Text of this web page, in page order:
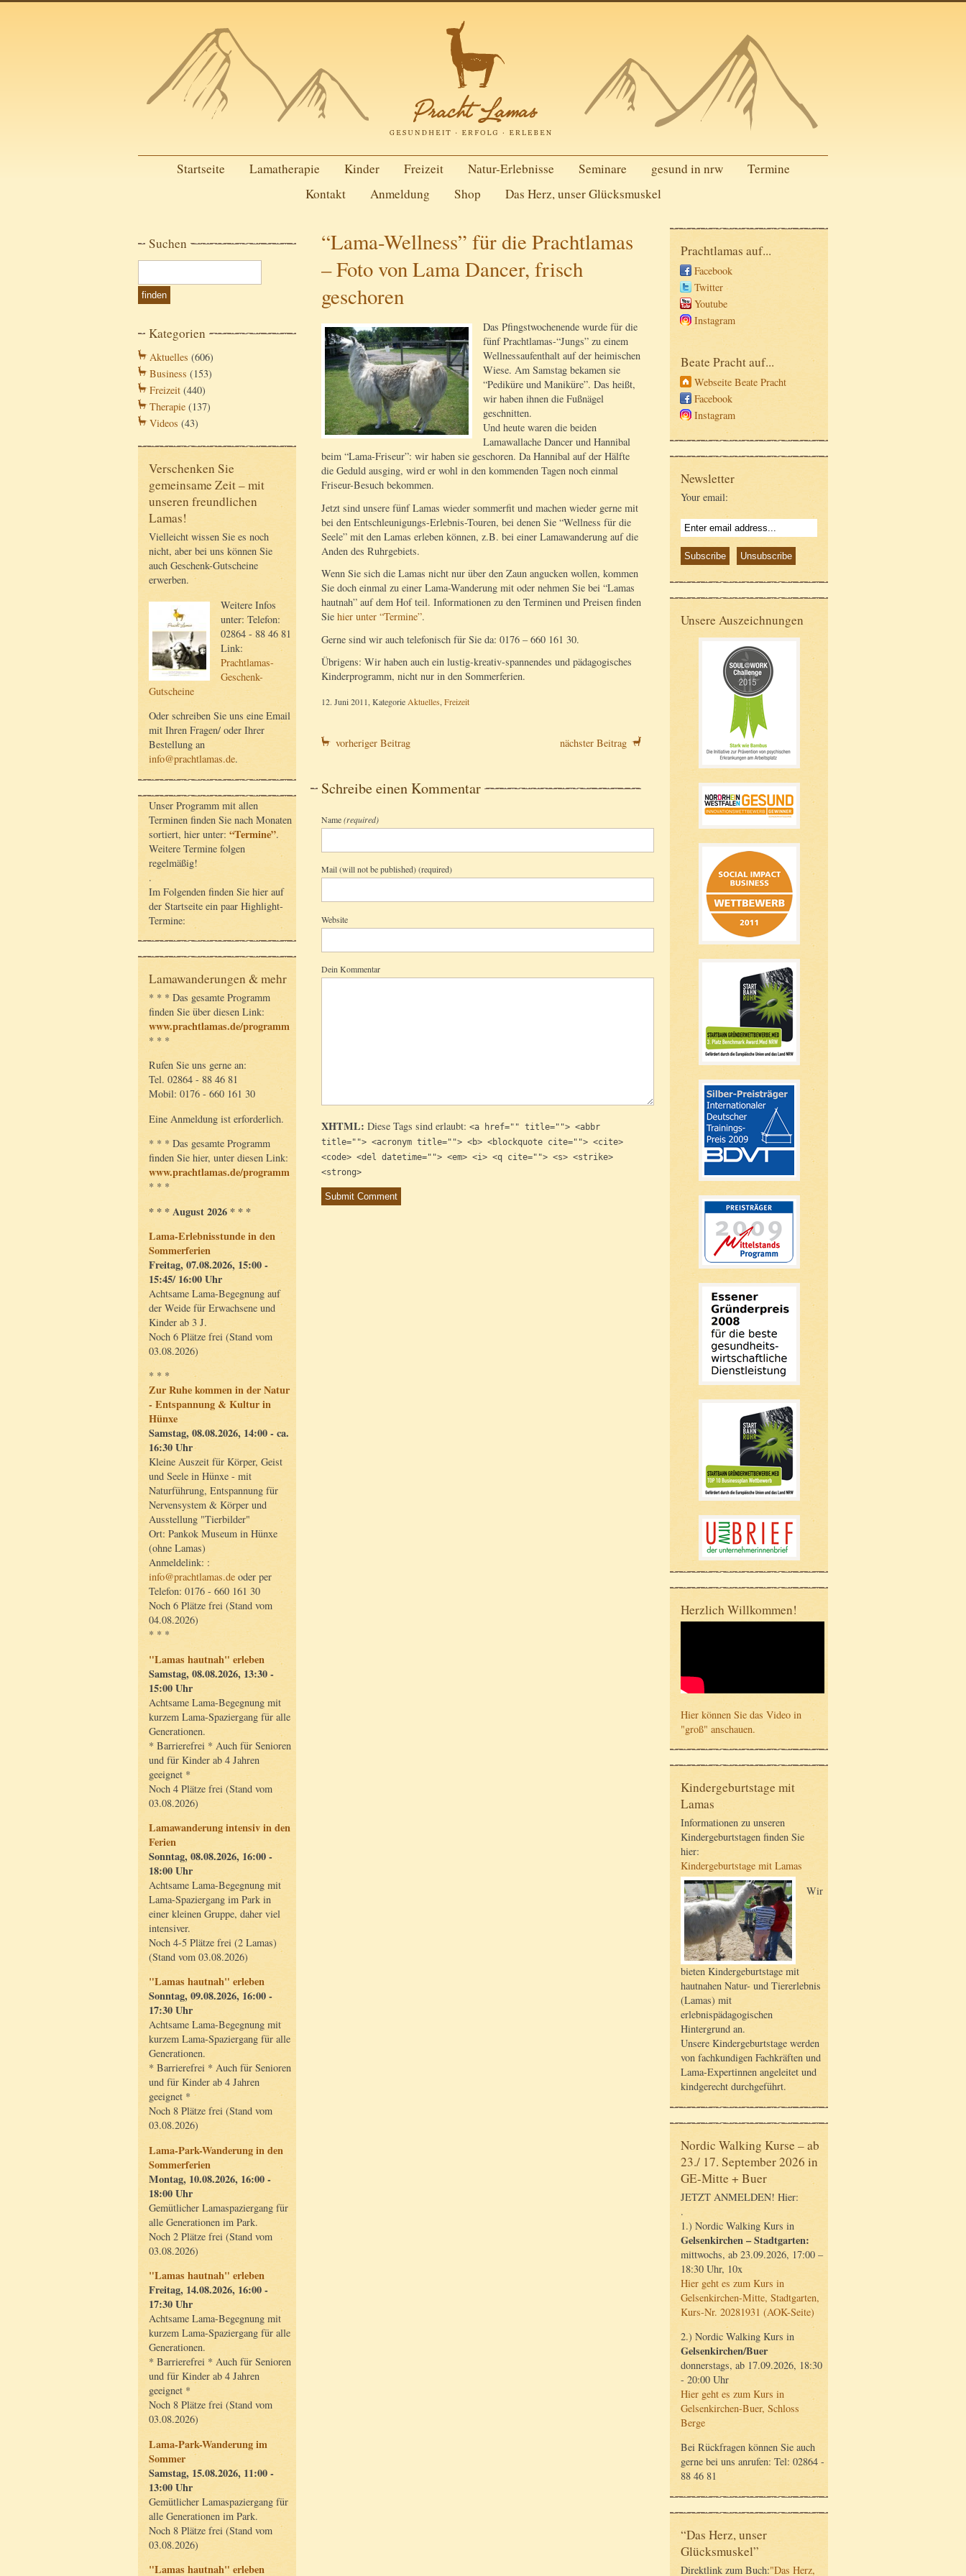
Startseite Lamatherapie Kinder Freizeit Natur-Erlebnisse Seminare gesund in nrw
Termine
Kontakt
Anmeldung Shop Das Herz, unser Glücksmuskel
Suchen
Kategorien
Aktuelles (606)
Business (153)
Freizeit (440)
Therapie (137)
Videos (43)
Verschenken Sie
gemeinsame Zeit – mit
unseren freundlichen
Lamas!
Vielleicht wissen Sie es noch
nicht, aber bei uns können Sie
auch Geschenk-Gutscheine
erwerben.
Weitere Infos
unter: Telefon:
02864 - 88 46 81
Link:
Prachtlamas-
Geschenk-
Gutscheine
Oder schreiben Sie uns eine Email
mit Ihren Fragen/ oder Ihrer
Bestellung an
info@prachtlamas.de.
Unser Programm mit allen
Terminen finden Sie nach Monaten
sortiert, hier unter: “Termine”.
Weitere Termine folgen
regelmäßig!
.
Im Folgenden finden Sie hier auf
der Startseite ein paar Highlight-
Termine:
Lamawanderungen & mehr
* * * Das gesamte Programm
finden Sie über diesen Link:
www.prachtlamas.de/programm
* * *
Rufen Sie uns gerne an:
Tel. 02864 - 88 46 81
Mobil: 0176 - 660 161 30
Eine Anmeldung ist erforderlich.
* * * Das gesamte Programm
finden Sie hier, unter diesen Link:
www.prachtlamas.de/programm
* * *
* * * August 2026 * * *
Lama-Erlebnisstunde in den
Sommerferien
Freitag, 07.08.2026, 15:00 -
15:45/ 16:00 Uhr
Achtsame Lama-Begegnung auf
der Weide für Erwachsene und
Kinder ab 3 J.
Noch 6 Plätze frei (Stand vom
03.08.2026)
* * *
Zur Ruhe kommen in der Natur
- Entspannung & Kultur in
Hünxe
Samstag, 08.08.2026, 14:00 - ca.
16:30 Uhr
Kleine Auszeit für Körper, Geist
und Seele in Hünxe - mit
Naturführung, Entspannung für
Nervensystem & Körper und
Ausstellung "Tierbilder"
Ort: Pankok Museum in Hünxe
(ohne Lamas)
Anmeldelink: :
info@prachtlamas.de oder per
Telefon: 0176 - 660 161 30
Noch 6 Plätze frei (Stand vom
04.08.2026)
* * *
"Lamas hautnah" erleben
Samstag, 08.08.2026, 13:30 -
15:00 Uhr
Achtsame Lama-Begegnung mit
kurzem Lama-Spaziergang für alle
Generationen.
* Barrierefrei * Auch für Senioren
und für Kinder ab 4 Jahren
geeignet *
Noch 4 Plätze frei (Stand vom
03.08.2026)
Lamawanderung intensiv in den
Ferien
Sonntag, 08.08.2026, 16:00 -
18:00 Uhr
Achtsame Lama-Begegnung mit
Lama-Spaziergang im Park in
einer kleinen Gruppe, daher viel
intensiver.
Noch 4-5 Plätze frei (2 Lamas)
(Stand vom 03.08.2026)
"Lamas hautnah" erleben
Sonntag, 09.08.2026, 16:00 -
17:30 Uhr
Achtsame Lama-Begegnung mit
kurzem Lama-Spaziergang für alle
Generationen.
* Barrierefrei * Auch für Senioren
und für Kinder ab 4 Jahren
geeignet *
Noch 8 Plätze frei (Stand vom
03.08.2026)
Lama-Park-Wanderung in den
Sommerferien
Montag, 10.08.2026, 16:00 -
18:00 Uhr
Gemütlicher Lamaspaziergang für
alle Generationen im Park.
Noch 2 Plätze frei (Stand vom
03.08.2026)
"Lamas hautnah" erleben
Freitag, 14.08.2026, 16:00 -
17:30 Uhr
Achtsame Lama-Begegnung mit
kurzem Lama-Spaziergang für alle
Generationen.
* Barrierefrei * Auch für Senioren
und für Kinder ab 4 Jahren
geeignet *
Noch 8 Plätze frei (Stand vom
03.08.2026)
Lama-Park-Wanderung im
Sommer
Samstag, 15.08.2026, 11:00 -
13:00 Uhr
Gemütlicher Lamaspaziergang für
alle Generationen im Park.
Noch 8 Plätze frei (Stand vom
03.08.2026)
"Lamas hautnah" erleben
“Lama-Wellness” für die Prachtlamas
– Foto von Lama Dancer, frisch
geschoren
Das Pfingstwochenende wurde für die
fünf Prachtlamas-“Jungs” zu einem
Wellnessaufenthalt auf der heimischen
Wiese. Am Samstag bekamen sie
“Pediküre und Maniküre”. Das heißt,
wir haben ihnen die Fußnägel
geschnitten.
Und heute waren die beiden
Lamawallache Dancer und Hannibal
beim “Lama-Friseur”: wir haben sie geschoren. Da Hannibal auf der Hälfte
die Geduld ausging, wird er wohl in den kommenden Tagen noch einmal
Friseur-Besuch bekommen.
Jetzt sind unsere fünf Lamas wieder sommerfit und machen wieder gerne mit
bei den Entschleunigungs-Erlebnis-Touren, bei denen Sie “Wellness für die
Seele” mit den Lamas erleben können, z.B. bei einer Lamawanderung auf die
Anden des Ruhrgebiets.
Wenn Sie sich die Lamas nicht nur über den Zaun angucken wollen, kommen
Sie doch einmal zu einer Lama-Wanderung mit oder nehmen Sie bei “Lamas
hautnah” auf dem Hof teil. Informationen zu den Terminen und Preisen finden
Sie hier unter “Termine”.
Gerne sind wir auch telefonisch für Sie da: 0176 – 660 161 30.
Übrigens: Wir haben auch ein lustig-kreativ-spannendes und pädagogisches
Kinderprogramm, nicht nur in den Sommerferien.
12. Juni 2011, Kategorie Aktuelles Freizeit
vorheriger Beitrag nächster Beitrag
Schreibe einen Kommentar
Name(required)
Mail (will not be published) (required)
Website
Dein Kommentar
XHTML: Diese Tags sind erlaubt: <a href="" title=""> <abbr
title=""> <acronym title=""> <b> <blockquote cite=""> <cite>
<code> <del datetime=""> <em> <i> <q cite=""> <s> <strike>
<strong>
Prachtlamas auf...
Facebook
Twitter
Youtube
Instagram
Beate Pracht auf...
Webseite Beate Pracht
Facebook
Instagram
Newsletter
Your email:
Unsere Auszeichnungen
Herzlich Willkommen!
Hier können Sie das Video in
"groß" anschauen.
Kindergeburtstage mit
Lamas
Informationen zu unseren
Kindergeburtstagen finden Sie
hier:
Kindergeburtstage mit Lamas
Wir
bieten Kindergeburtstage mit
hautnahen Natur- und Tiererlebnis
(Lamas) mit
erlebnispädagogischen
Hintergrund an.
Unsere Kindergeburtstage werden
von fachkundigen Fachkräften und
Lama-Expertinnen angeleitet und
kindgerecht durchgeführt.
Nordic Walking Kurse – ab
23./ 17. September 2026 in
GE-Mitte + Buer
JETZT ANMELDEN! Hier:
.
1.) Nordic Walking Kurs in
Gelsenkirchen – Stadtgarten:
mittwochs, ab 23.09.2026, 17:00 –
18:30 Uhr, 10x
Hier geht es zum Kurs in
Gelsenkirchen-Mitte, Stadtgarten,
Kurs-Nr. 20281931 (AOK-Seite)
2.) Nordic Walking Kurs in
Gelsenkirchen/Buer
donnerstags, ab 17.09.2026, 18:30
- 20:00 Uhr
Hier geht es zum Kurs in
Gelsenkirchen-Buer, Schloss
Berge
Bei Rückfragen können Sie auch
gerne bei uns anrufen: Tel: 02864 -
88 46 81
“Das Herz, unser
Glücksmuskel”
Direktlink zum Buch:"Das Herz,